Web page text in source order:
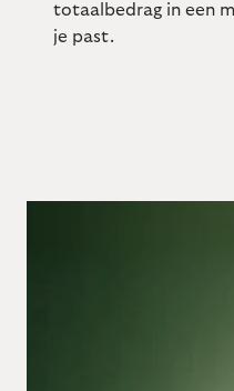
totaalbedrag in een
je past.